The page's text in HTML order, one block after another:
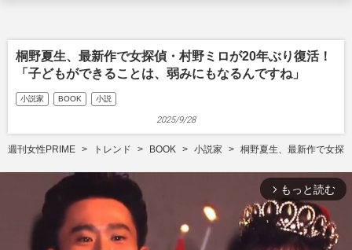
桐野夏生、最新作で女探偵・村野ミロが20年ぶり復活！
「子どもができることは、弱みにもなるんですね」
小説家 BOOK 小説
2025/9/28
週刊女性PRIME トレンド BOOK 小説家 桐野夏生、最新作で女探
arrow_forward_ios もっと読む